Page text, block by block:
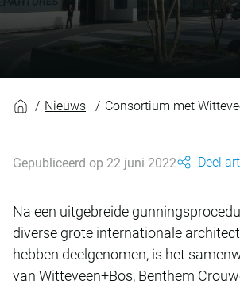
Nieuws Consortium met Witteveen+Bos wint gunning volgende fase
Gepubliceerd op 22 juni 2022 Deel
Na een uitgebreide
diverse grote internationale
hebben deelgenomen, is het
van Witteveen+Bos, Benthem